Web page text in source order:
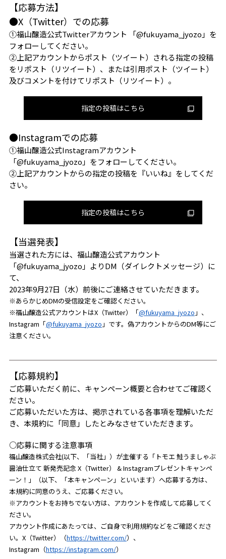
【応募方法】
●X（Twitter）での応募
①福山醸造公式Twitterアカウント 「@fukuyama_jyozo」を
フォローしてください。
②上記アカウントからポスト（ツイート）される指定の投稿
をリポスト（リツイート）、または引用ポスト（ツイート）
及びコメントを付けてリポスト（リツイート）。
指定の投稿はこちら
●Instagramでの応募
①福山醸造公式Instagramアカウント
「@fukuyama_jyozo」をフォローしてください。
②上記アカウントからの指定の投稿を『いいね』をしてくだ
さい。
指定の投稿はこちら
【当選発表】
当選された方には、福山醸造公式アカウント
「@fukuyama_jyozo」よりDM（ダイレクトメッセージ）に
て、
2023年9月27日（水）前後にご連絡させていただきます。
※あらかじめDMの受信設定をご確認ください。
※福山醸造公式アカウントはX（Twitter）「@fukuyama_jyozo 」、
Instagram「@fukuyama_jyozo 」です。偽アカウントからのDM等にご
注意ください。
【応募規約】
ご応募いただく前に、キャンペーン概要と合わせてご確認く
ださい。
ご応募いただいた方は、掲示されている各事項を理解いただ
き、本規約に「同意」したとみなさせていただきます。
○応募に関する注意事項
福山醸造株式会社(以下、「当社」）が主催する「トモエ 鮭うましゃぶ
醤油仕立て 新発売記念 X（Twitter） & Instagramプレゼントキャンペ
ーン！」（以下、「本キャンペーン」といいます）へ応募する方は、
本規約に同意のうえ、ご応募ください。
※アカウントをお持ちでない方は、アカウントを作成して応募してく
ださい。
アカウント作成にあたっては、ご自身で利用規約などをご確認くださ
い。X（Twitter）（https://twitter.com/）、
Instagram（https://instagram.com/）